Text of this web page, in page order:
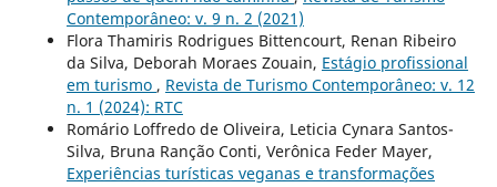
Contemporâneo: v. 9 n. 2 (2021)
Flora Thamiris Rodrigues Bittencourt, Renan Ribeiro
da Silva, Deborah Moraes Zouain, Estágio profissional
em turismo , Revista de Turismo Contemporâneo: v. 12
n. 1 (2024): RTC
Romário Loffredo de Oliveira, Leticia Cynara Santos-
Silva, Bruna Ranção Conti, Verônica Feder Mayer,
Experiências turísticas veganas e transformações